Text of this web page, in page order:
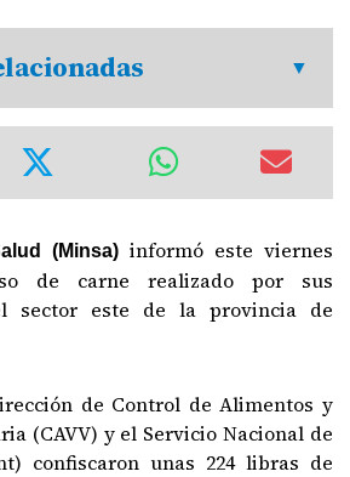
(Minsa) informó este viernes
de carne realizado por sus
sector este de la provincia de
de Control de Alimentos y
(CAVV) y el Servicio Nacional de
confiscaron unas 224 libras de